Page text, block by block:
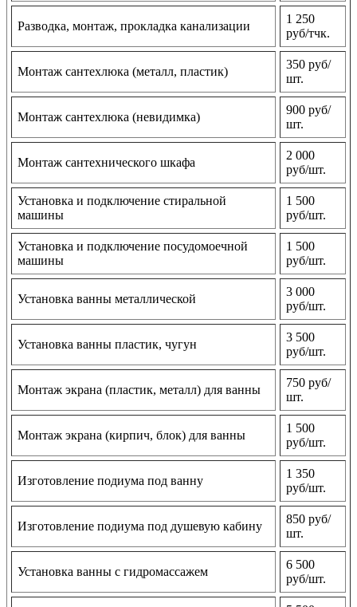
Разводка, монтаж, прокладка канализации
1 250
руб/тчк.
Монтаж сантехлюка (металл, пластик)
350 руб/
шт.
Монтаж сантехлюка (невидимка)
900 руб/
шт.
Монтаж сантехнического шкафа
2 000
руб/шт.
Установка и подключение стиральной
машины
1 500
руб/шт.
Установка и подключение посудомоечной
машины
1 500
руб/шт.
Установка ванны металлической
3 000
руб/шт.
Установка ванны пластик, чугун
3 500
руб/шт.
Монтаж экрана (пластик, металл) для ванны
750 руб/
шт.
Монтаж экрана (кирпич, блок) для ванны
1 500
руб/шт.
Изготовление подиума под ванну
1 350
руб/шт.
Изготовление подиума под душевую кабину
850 руб/
шт.
Установка ванны с гидромассажем
6 500
руб/шт.